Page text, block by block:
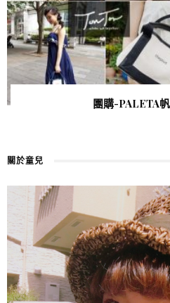
團購-PALETA
關於童兒